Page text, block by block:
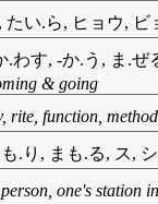
たい.ら, ヒョウ, ビ
.わす, -か.う, ま.
& going
rite, function,
.り, まも.る, ス,
one's station